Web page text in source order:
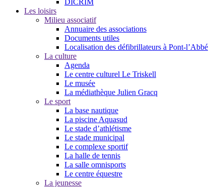
DICRIM
Les loisirs
Milieu associatif
Annuaire des associations
Documents utiles
Localisation des défibrillateurs à Pont-l’Abbé
La culture
Agenda
Le centre culturel Le Triskell
Le musée
La médiathèque Julien Gracq
Le sport
La base nautique
La piscine Aquasud
Le stade d’athlétisme
Le stade municipal
Le complexe sportif
La halle de tennis
La salle omnisports
Le centre équestre
La jeunesse